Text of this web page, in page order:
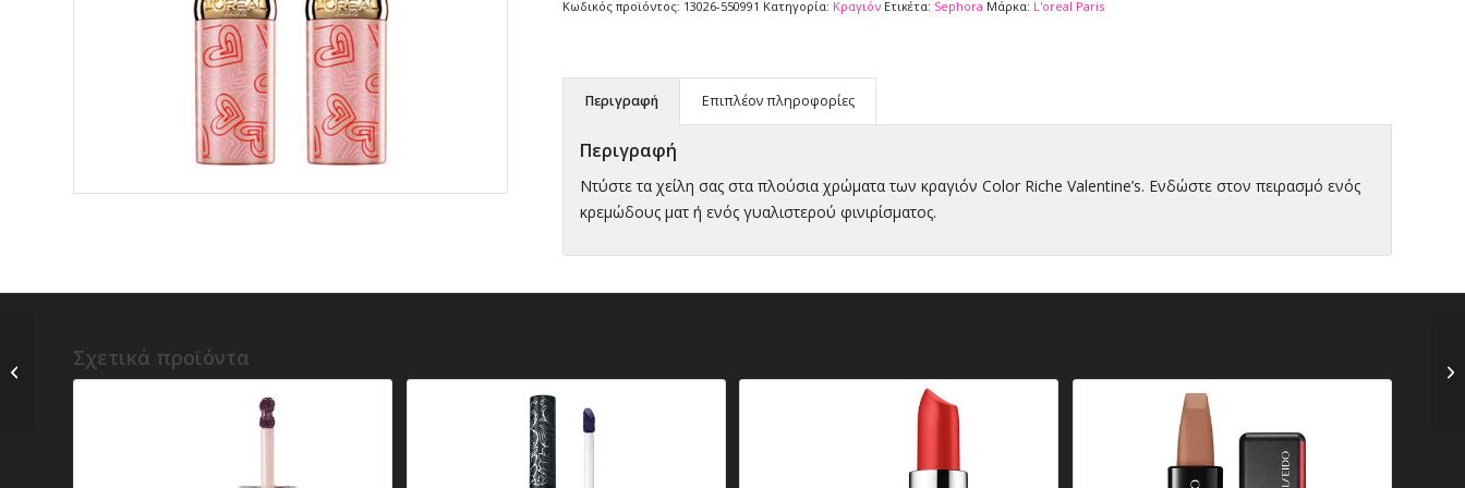
Κωδικός προϊόντος: 13026-550991 Κατηγορία: Κραγιόν Ετικέτα: Sephora Μάρκα: L'oreal Paris
Περιγραφή Επιπλέον πληροφορίες
Περιγραφή
Ντύστε τα χείλη σας στα πλούσια χρώματα των κραγιόν Color Riche Valentine’s. Ενδώστε στον πειρασμό ενός
κρεμώδους ματ ή ενός γυαλιστερού φινιρίσματος.
Σχετικά προϊόντα
a) Huda Beauty –
Power Bullet Cream